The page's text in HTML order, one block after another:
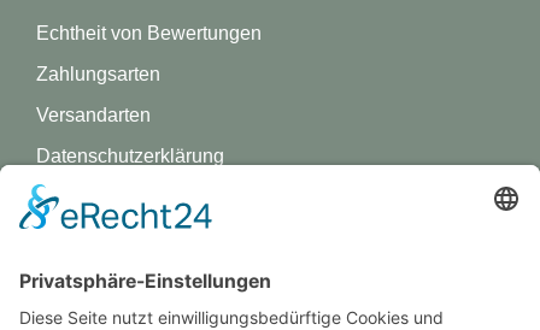
Echtheit von Bewertungen
Zahlungsarten
Versandarten
Datenschutz­erklärung
Impressum
GREVY ANGEBOT
Was ist Grevy?